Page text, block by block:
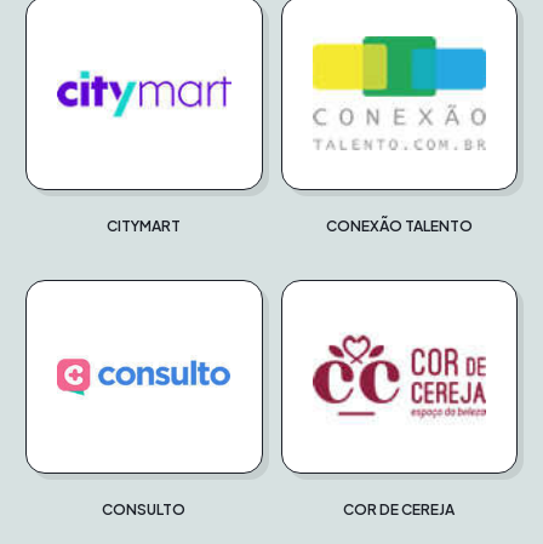
CITYMART CONEXÃO TALENTO
CONSULTO COR DE CEREJA